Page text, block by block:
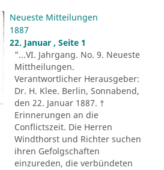
Neueste Mitteilungen
1887
22. Januar , Seite 1
"...VI. Jahrgang. No. 9. Neueste
Mittheilungen.
Verantwortlicher Herausgeber:
Dr. H. Klee. Berlin, Sonnabend,
den 22. Januar 1887. †
Erinnerungen an die
Conflictszeit. Die Herren
Windthorst und Richter suchen
ihren Gefolgschaften
einzureden, die verbündeten